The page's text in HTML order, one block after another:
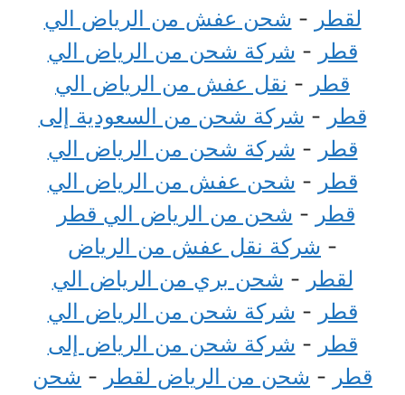
لقطر - شحن عفش من الرياض الي
قطر - شركة شحن من الرياض الي
قطر - نقل عفش من الرياض الي
قطر - شركة شحن من السعودية إلى
قطر - شركة شحن من الرياض الي
قطر - شحن عفش من الرياض الي
قطر - شحن من الرياض الي قطر
- شركة نقل عفش من الرياض
لقطر - شحن بري من الرياض الي
قطر - شركة شحن من الرياض الي
قطر - شركة شحن من الرياض إلى
قطر - شحن من الرياض لقطر - شحن